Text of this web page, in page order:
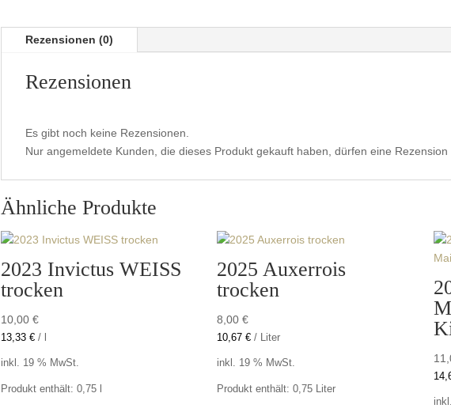
Rezensionen (0)
Rezensionen
Es gibt noch keine Rezensionen.
Nur angemeldete Kunden, die dieses Produkt gekauft haben, dürfen eine Rezension
Ähnliche Produkte
2023 Invictus WEISS
trocken
10,00 €
13,33 €/
inkl. 19 % MwSt.
Produkt enthält: 0,75
2025 Auxerrois
trocken
8,00€
10,67€ / Liter
inkl. 19 % MwSt.
Produkt enthält: 0,75 Liter